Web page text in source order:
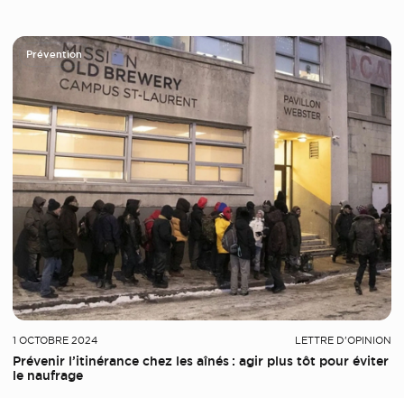
Prévention
1 OCTOBRE 2024 LETTRE D'OPINION
Prévenir l’itinérance chez les aînés : agir plus tôt pour éviter
le naufrage